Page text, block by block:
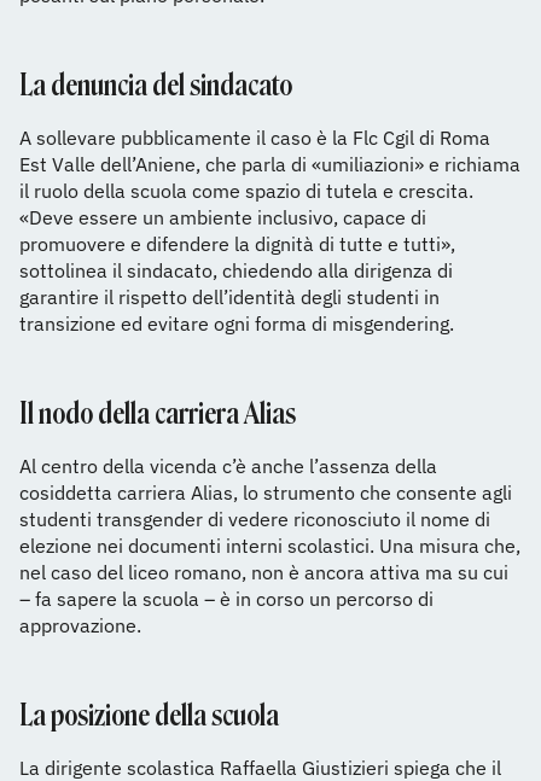
La denuncia del sindacato
A sollevare pubblicamente il caso è la Flc Cgil di Roma
Est Valle dell’Aniene, che parla di «umiliazioni» e richiama
il ruolo della scuola come spazio di tutela e crescita.
«Deve essere un ambiente inclusivo, capace di
promuovere e difendere la dignità di tutte e tutti»,
sottolinea il sindacato, chiedendo alla dirigenza di
garantire il rispetto dell’identità degli studenti in
transizione ed evitare ogni forma di misgendering.
Il nodo della carriera Alias
Al centro della vicenda c’è anche l’assenza della
cosiddetta carriera Alias, lo strumento che consente agli
studenti transgender di vedere riconosciuto il nome di
elezione nei documenti interni scolastici. Una misura che,
nel caso del liceo romano, non è ancora attiva ma su cui
– fa sapere la scuola – è in corso un percorso di
approvazione.
La posizione della scuola
La dirigente scolastica Raffaella Giustizieri spiega che il